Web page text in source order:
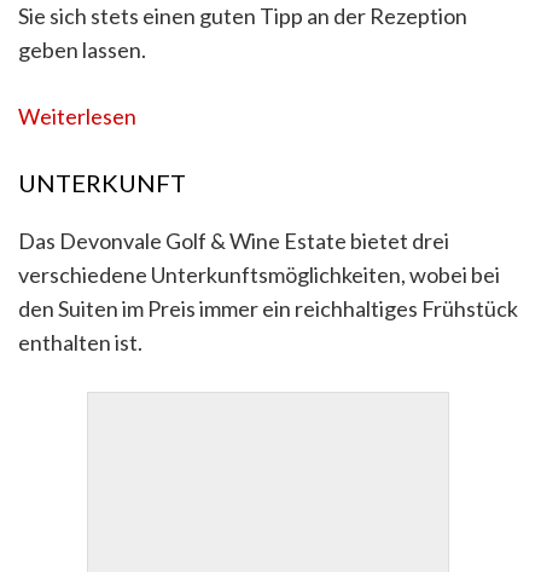
Sie sich stets einen guten Tipp an der Rezeption
geben lassen.
Weiterlesen
UNTERKUNFT
Das Devonvale Golf & Wine Estate bietet drei
verschiedene Unterkunftsmöglichkeiten, wobei bei
den Suiten im Preis immer ein reichhaltiges Frühstück
enthalten ist.